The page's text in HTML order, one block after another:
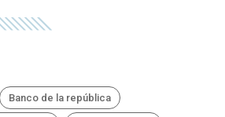
Banco de la república